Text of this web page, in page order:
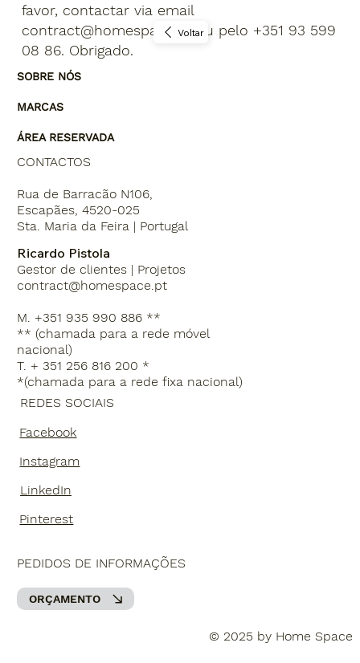
favor, contactar via email
contract@homespace.ptou pelo +351 93 599
08 86. Obrigado.
Voltar
SOBRE NÓS
MARCAS
ÁREA RESERVADA
CONTACTOS
Rua de Barracão N106,
Escapães, 4520-025
Sta. Maria da Feira | Portugal
Ricardo Pistola
Gestor de clientes | Projetos
contract@homespace.pt
M. +351 935 990 886 **
** (chamada para a rede móvel
nacional)
T. + 351 256 816 200 *
*(chamada para a rede fixa nacional)
PEDIDOS DE INFORMAÇÕES
ORÇAMENTO
© 2025 by Home Space
REDES SOCIAIS
Pinterest
Facebook
Instagram
LinkedIn